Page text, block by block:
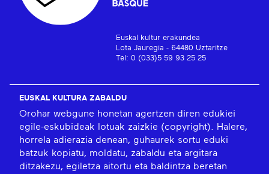
Euskal kultur erakundea
Lota Jauregia - 64480 Uztaritze
Tel: 0 (033)5 59 93 25 25
EUSKAL KULTURA ZABALDU
Orohar webgune honetan agertzen diren edukiei
egile-eskubideak lotuak zaizkie (copyright). Halere,
horrela adierazia denean, guhaurek sortu eduki
batzuk kopiatu, moldatu, zabaldu eta argitara
ditzakezu, egiletza aitortu eta baldintza beretan